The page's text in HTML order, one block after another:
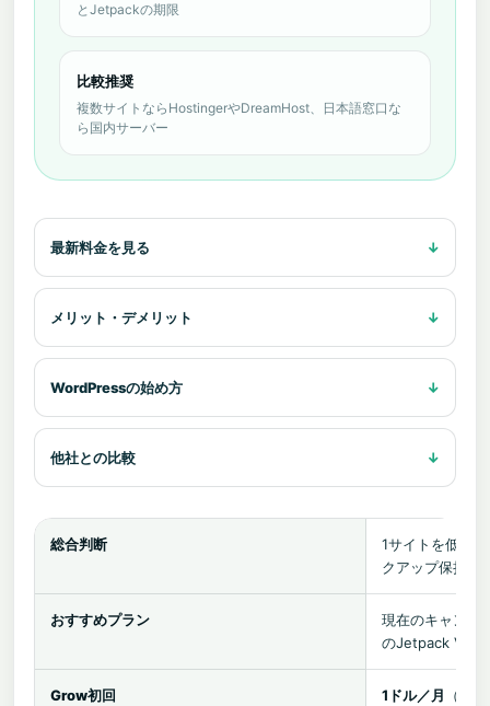
とJetpackの期限
比較推奨
複数サイトならHostingerやDreamHost、日本語窓口な
ら国内サーバー
最新料金を見る
メリット・デメリット
WordPressの始め方
他社との比較
総合判断
1サイトを低い
クアップ保持期
おすすめプラン
現在のキャンペ
のJetpack Vault
Grow初回 1ドル／月 （1